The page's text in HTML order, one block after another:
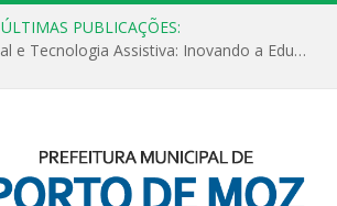
ÚLTIMAS PUBLICAÇÕES:
Inteligência Artificial e Tecnologia Assistiva: Inovando a Educação Especial e Inclusiva